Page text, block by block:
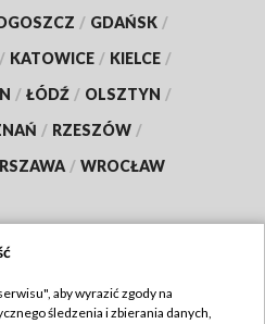
/ GDAŃSK /
/ KATOWICE / KIELCE /
/ ŁÓDŹ / OLSZTYN /
/ RZESZÓW /
/ WROCŁAW
TVP
aby wyrazić zgody na
śledzenia i zbierania danych,